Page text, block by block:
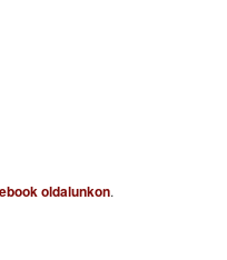
oldalunkon.